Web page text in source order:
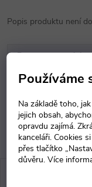
Používáme
Na základě toho,
jejich obsah,
opravdu zajímá.
kanceláři. Cookies
přes tlačítko
důvěru. Více
Popis produktu není
Parametry produktu
Diskuse